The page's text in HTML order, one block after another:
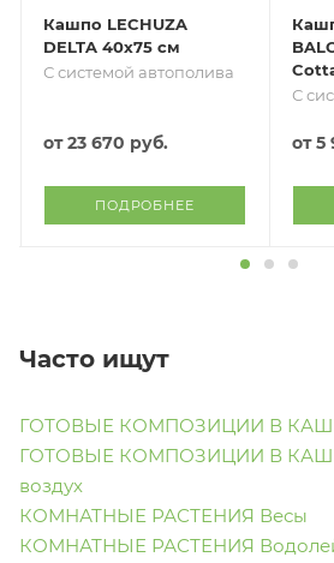
Кашпо LECHUZA
DELTA 40х75 см
С системой автополива
от23 670 руб.
ПОДРОБНЕЕ
С
от5
Часто ищут
ГОТОВЫЕ КОМПОЗИЦИИ В
ГОТОВЫЕ КОМПОЗИЦИИ В
воздух
КОМНАТНЫЕ РАСТЕНИЯ Весы
КОМНАТНЫЕ РАСТЕНИЯ